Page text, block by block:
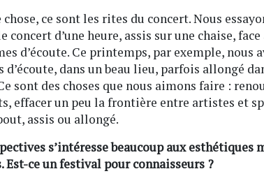
ce sont les rites du concert. Nous
concert d’une heure, assis sur une chaise,
d’écoute. Ce printemps, par exemple,
d’écoute, dans un beau lieu, parfois allongé
sont des choses que nous aimons faire :
effacer un peu la frontière entre artistes et
assis ou allongé.
s’intéresse beaucoup aux
ce un festival pour connaisseurs ?